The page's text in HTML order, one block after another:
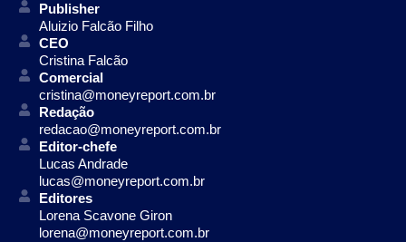
Publisher
Aluizio Falcão Filho
CEO
Cristina Falcão
Comercial
cristina@moneyreport.com.br
Redação
redacao@moneyreport.com.br
Editor-chefe
Lucas Andrade
lucas@moneyreport.com.br
Editores
Lorena Scavone Giron
lorena@moneyreport.com.br